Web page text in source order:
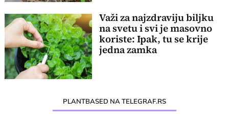
Važi za najzdraviju biljku
na svetu i svi je masovno
koriste: Ipak, tu se krije
jedna zamka
PLANTBASED NA TELEGRAF.RS